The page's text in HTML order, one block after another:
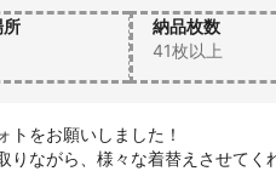
所
納品枚数
41枚以上
トをお願いしました！
りながら、様々な着替えさせて